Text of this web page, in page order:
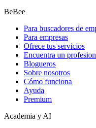
BeBee
Para buscadores de
Para empresas
Ofrece tus servicios
Encuentra un
Blogueros
Sobre nosotros
Cómo funciona
Ayuda
Premium
Academia y AI